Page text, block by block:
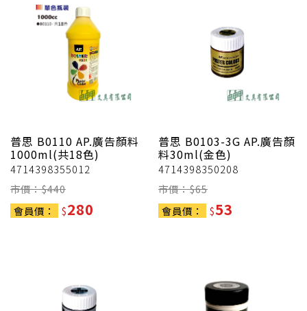
普思 B0110 AP.廣告顏料
1000ml(共18色)
4714398355012
市價：$440
會員價：
$280
普思 B0103-3G AP.廣告顏
料30ml(金色)
4714398350208
市價：$65
會員價：
$53